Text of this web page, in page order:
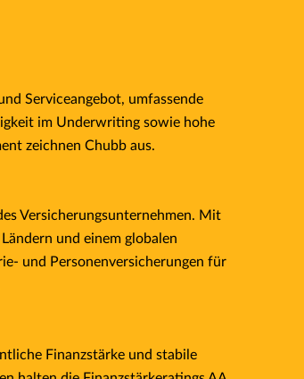
Serviceangebot, umfassende
im Underwriting sowie hohe
zeichnen Chubb aus.
Versicherungsunternehmen. Mit
und einem globalen
und Personenversicherungen für
Finanzstärke und stabile